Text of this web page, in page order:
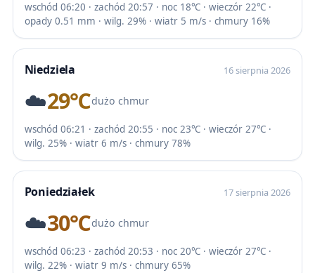
wschód 06:20 · zachód 20:57 · noc 18℃ · wieczór 22℃ ·
opady 0.51 mm · wilg. 29% · wiatr 5 m/s · chmury 16%
Niedziela 16 sierpnia 2026
☁️29℃dużo chmur
wschód 06:21 · zachód 20:55 · noc 23℃ · wieczór 27℃ ·
wilg. 25% · wiatr 6 m/s · chmury 78%
Poniedziałek 17 sierpnia 2026
☁️30℃dużo chmur
wschód 06:23 · zachód 20:53 · noc 20℃ · wieczór 27℃ ·
wilg. 22% · wiatr 9 m/s · chmury 65%